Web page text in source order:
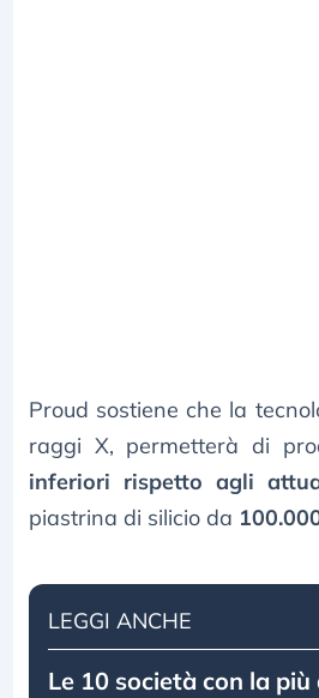
Proud sostiene che la
raggi X, permetterà di
inferiori rispetto agli
piastrina di silicio da
LEGGI ANCHE
Le 10 società con la